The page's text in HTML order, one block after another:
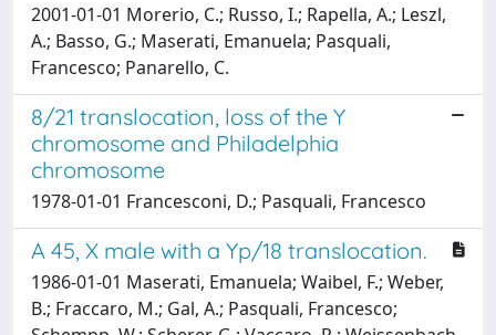
2001-01-01 Morerio, C.; Russo, I.; Rapella, A.; Leszl,
A.; Basso, G.; Maserati, Emanuela; Pasquali,
Francesco; Panarello, C.
8/21 translocation, loss of the Y
chromosome and Philadelphia
chromosome
1978-01-01 Francesconi, D.; Pasquali, Francesco
A 45, X male with a Yp/18 translocation.
1986-01-01 Maserati, Emanuela; Waibel, F.; Weber,
B.; Fraccaro, M.; Gal, A.; Pasquali, Francesco;